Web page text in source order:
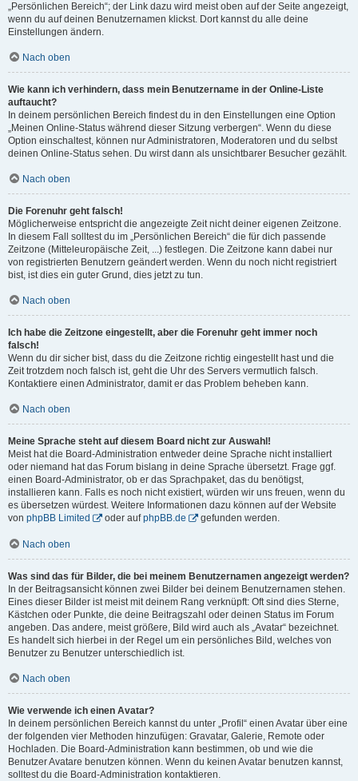
„Persönlichen Bereich“; der Link dazu wird meist oben auf der Seite angezeigt,
wenn du auf deinen Benutzernamen klickst. Dort kannst du alle deine
Einstellungen ändern.
Nach oben
Wie kann ich verhindern, dass mein Benutzername in der Online-Liste
auftaucht?
In deinem persönlichen Bereich findest du in den Einstellungen eine Option
„Meinen Online-Status während dieser Sitzung verbergen“. Wenn du diese
Option einschaltest, können nur Administratoren, Moderatoren und du selbst
deinen Online-Status sehen. Du wirst dann als unsichtbarer Besucher gezählt.
Nach oben
Die Forenuhr geht falsch!
Möglicherweise entspricht die angezeigte Zeit nicht deiner eigenen Zeitzone.
In diesem Fall solltest du im „Persönlichen Bereich“ die für dich passende
Zeitzone (Mitteleuropäische Zeit, ...) festlegen. Die Zeitzone kann dabei nur
von registrierten Benutzern geändert werden. Wenn du noch nicht registriert
bist, ist dies ein guter Grund, dies jetzt zu tun.
Nach oben
Ich habe die Zeitzone eingestellt, aber die Forenuhr geht immer noch
falsch!
Wenn du dir sicher bist, dass du die Zeitzone richtig eingestellt hast und die
Zeit trotzdem noch falsch ist, geht die Uhr des Servers vermutlich falsch.
Kontaktiere einen Administrator, damit er das Problem beheben kann.
Nach oben
Meine Sprache steht auf diesem Board nicht zur Auswahl!
Meist hat die Board-Administration entweder deine Sprache nicht installiert
oder niemand hat das Forum bislang in deine Sprache übersetzt. Frage ggf.
einen Board-Administrator, ob er das Sprachpaket, das du benötigst,
installieren kann. Falls es noch nicht existiert, würden wir uns freuen, wenn du
es übersetzen würdest. Weitere Informationen dazu können auf der Website
von phpBB Limited oder aufphpBB.de gefunden werden.
Nach oben
Was sind das für Bilder, die bei meinem Benutzernamen angezeigt werden?
In der Beitragsansicht können zwei Bilder bei deinem Benutzernamen stehen.
Eines dieser Bilder ist meist mit deinem Rang verknüpft: Oft sind dies Sterne,
Kästchen oder Punkte, die deine Beitragszahl oder deinen Status im Forum
angeben. Das andere, meist größere, Bild wird auch als „Avatar“ bezeichnet.
Es handelt sich hierbei in der Regel um ein persönliches Bild, welches von
Benutzer zu Benutzer unterschiedlich ist.
Nach oben
Wie verwende ich einen Avatar?
In deinem persönlichen Bereich kannst du unter „Profil“ einen Avatar über eine
der folgenden vier Methoden hinzufügen: Gravatar, Galerie, Remote oder
Hochladen. Die Board-Administration kann bestimmen, ob und wie die
Benutzer Avatare benutzen können. Wenn du keinen Avatar benutzen kannst,
solltest du die Board-Administration kontaktieren.